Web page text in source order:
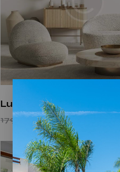
Luxury studio
179,000.00€ 169,000.00